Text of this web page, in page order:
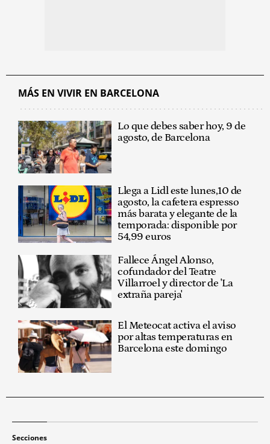
MÁS EN VIVIR EN BARCELONA
Lo que debes saber hoy, 9 de
agosto, de Barcelona
Llega a Lidl este lunes,10 de
agosto, la cafetera espresso
más barata y elegante de la
temporada: disponible por
54,99 euros
Fallece Ángel Alonso,
cofundador del Teatre
Villarroel y director de 'La
extraña pareja'
El Meteocat activa el aviso
por altas temperaturas en
Barcelona este domingo
Secciones